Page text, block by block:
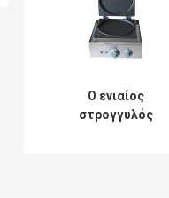
Ο ενιαίος
στρογγυλός